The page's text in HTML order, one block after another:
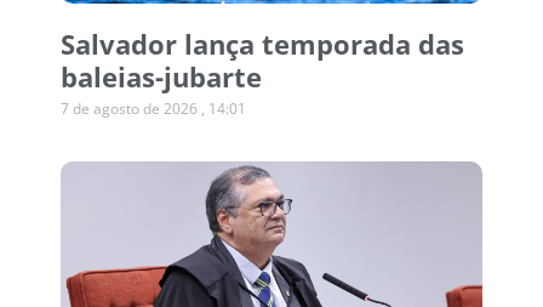
Salvador lança temporada das
baleias-jubarte
7 de agosto de 2026 14:01